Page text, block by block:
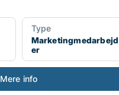
Type
Marketingmedarbejd
er
Mere info